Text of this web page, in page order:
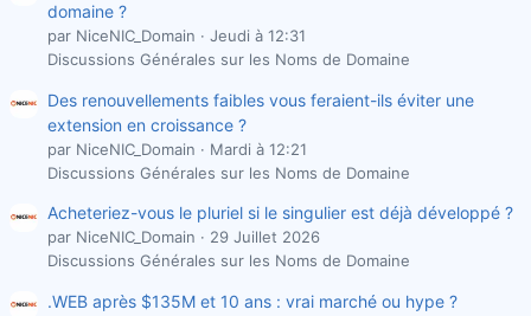
domaine ?
par NiceNIC_Domain
Jeudi à 12:31
Discussions Générales sur les Noms de Domaine
Des renouvellements faibles vous feraient-ils éviter une
extension en croissance ?
par NiceNIC_Domain
Mardi à 12:21
Discussions Générales sur les Noms de Domaine
Acheteriez-vous le pluriel si le singulier est déjà développé ?
par NiceNIC_Domain
29 Juillet 2026
Discussions Générales sur les Noms de Domaine
.WEB après $135M et 10 ans : vrai marché ou hype ?